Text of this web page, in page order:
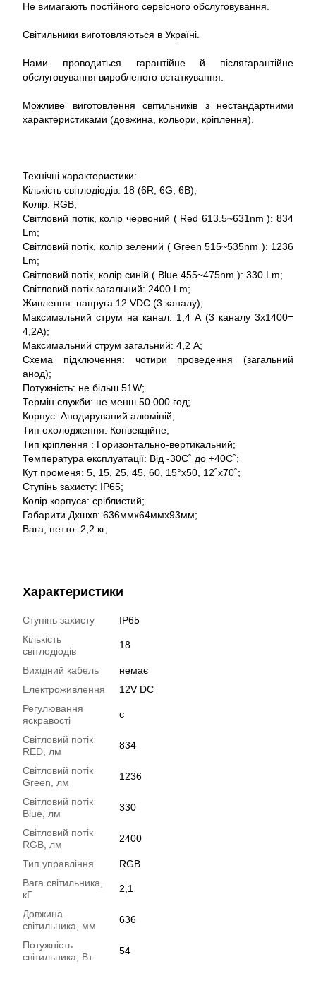
Не вимагають постійного сервісного обслуговування.
Світильники виготовляються в Україні.
Нами проводиться гарантійне й післягарантійне
обслуговування виробленого встаткування.
Можливе виготовлення світильників з нестандартними
характеристиками (довжина, кольори, кріплення).
Технічні характеристики:
Кількість світлодіодів: 18 (6R, 6G, 6B);
Колір: RGB;
Світловий потік, колір червоний ( Red 613.5~631nm ): 834
Lm;
Світловий потік, колір зелений ( Green 515~535nm ): 1236
Lm;
Світловий потік, колір синій ( Blue 455~475nm ): 330 Lm;
Світловий потік загальний: 2400 Lm;
Живлення: напруга 12 VDC (3 каналу);
Максимальний струм на канал: 1,4 А (3 каналу 3x1400=
4,2A);
Максимальний струм загальний: 4,2 А;
Схема підключення: чотири проведення (загальний
анод);
Потужність: не більш 51W;
Термін служби: не менш 50 000 год;
Корпус: Анодируваний алюміній;
Тип охолодження: Конвекційне;
Тип кріплення : Горизонтально-вертикальний;
Температура експлуатації: Від -30С˚ до +40С˚;
Кут променя: 5, 15, 25, 45, 60, 15°x50, 12˚x70˚;
Ступінь захисту: IP65;
Колір корпуса: сріблистий;
Габарити Дхшхв: 636ммх64ммх93мм;
Вага, нетто: 2,2 кг;
Характеристики
Ступінь захисту
IP65
Кількість
світлодіодів
18
Вихідний кабель
немає
Електроживлення
12V DC
Регулювання
яскравості
є
Світловий потік
RED, лм
834
Світловий потік
Green, лм
1236
Світловий потік
Blue, лм
330
Світловий потік
RGB, лм
2400
Тип управління
RGB
Вага світильника,
кГ
2,1
Довжина
світильника, мм
636
Потужність
світильника, Вт
54